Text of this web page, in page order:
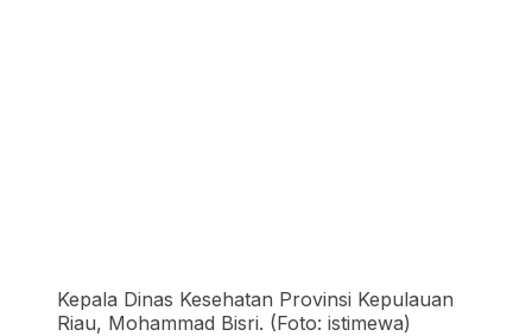
Kepala Dinas Kesehatan Provinsi Kepulauan
Riau, Mohammad Bisri. (Foto: istimewa)